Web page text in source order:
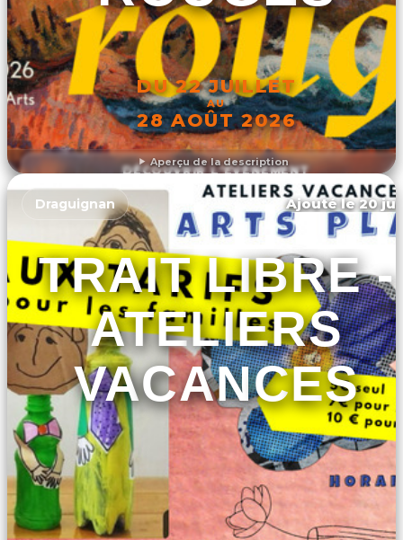
Aperçu de la description
DU 22 JUILLET
AU
28 AOÛT 2026
DÉCOUVRIR L'ÉVÉNEMENT
Draguignan Ajouté le 20
TRAIT LIBRE -
ATELIERS
VACANCES